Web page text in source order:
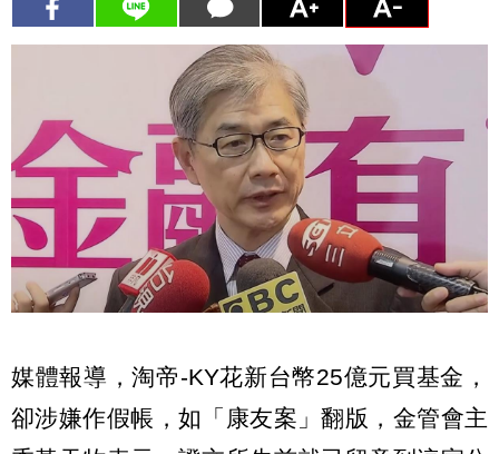
媒體報導，淘帝-KY花新台幣25億元買基金，
卻涉嫌作假帳，如「康友案」翻版，金管會主